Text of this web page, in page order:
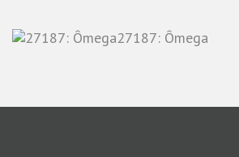
27187: Ômega